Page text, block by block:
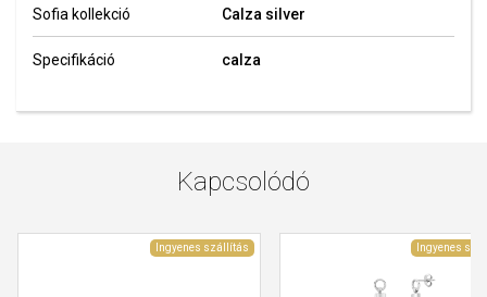
Sofia kollekció Calza silver
Specifikáció calza
Kapcsolódó
Ingyenes szállítás Ingyenes